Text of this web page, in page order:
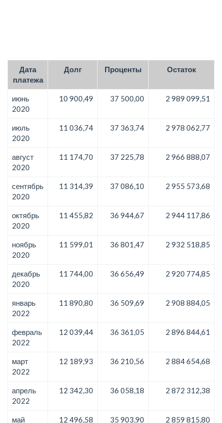
Дата
платежа
Долг Проценты Остаток
июнь
2020
10 900,49 37 500,00 2 989 099,51
июль
2020
11 036,74 37 363,74 2 978 062,77
август
2020
11 174,70 37 225,78 2 966 888,07
сентябрь
2020
11 314,39 37 086,10 2 955 573,68
октябрь
2020
11 455,82 36 944,67 2 944 117,86
ноябрь
2020
11 599,01 36 801,47 2 932 518,85
декабрь
2020
11 744,00 36 656,49 2 920 774,85
январь
2022
11 890,80 36 509,69 2 908 884,05
февраль
2022
12 039,44 36 361,05 2 896 844,61
март
2022
12 189,93 36 210,56 2 884 654,68
апрель
2022
12 342,30 36 058,18 2 872 312,38
май 12 496,58 35 903,90 2 859 815,80